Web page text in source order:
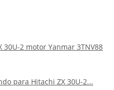
2 motor Yanmar 3TNV88